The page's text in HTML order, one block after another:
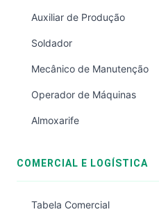
Auxiliar de Produção
Soldador
Mecânico de Manutenção
Operador de Máquinas
Almoxarife
COMERCIAL E LOGÍSTICA
Tabela Comercial